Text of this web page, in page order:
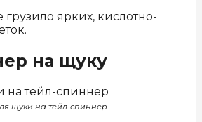
ярких, кислотно-
на щуку
щуки на тейл-спиннер